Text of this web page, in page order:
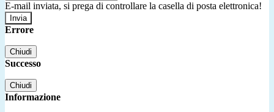
E-mail inviata, si prega di controllare la casella di posta elettronica!
Errore
Chiudi
Successo
Chiudi
Informazione